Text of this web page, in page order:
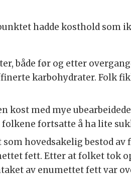
hadde kosthold som
både før og etter
karbohydrater. Folk
kost med mye
fortsatte å ha lite
hovedsakelig bestod
fett. Etter at folket tok
av enumettet fett var